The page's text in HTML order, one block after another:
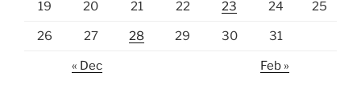
19 20 21 22 23 24 25
26 27 28 29 30 31
« Dec Feb »